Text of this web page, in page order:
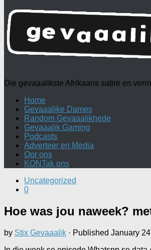
Die gevaaalikste Afrikaans satire en
Home
Gevaaalike Dames
Random Gevaaalikhede
Gevaaalik Gaming
Podcasts
Adverteer en Media
Oor ons
KONTak ons
Uncategorized
0
Hoe was jou naweek?
by Stix Gevaaalik · Published January